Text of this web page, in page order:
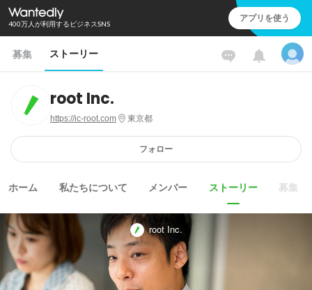
400万人が利用するビジネスSNS アプリを使う
募集 ストーリー
root Inc.
https://ic-root.com 東京都
フォロー
ホーム 私たちについて メンバー ストーリー 募集
root Inc.